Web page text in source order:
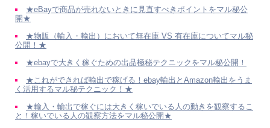
★eBayで商品が売れないときに見直すべきポイントをマル秘公
開★
★物販（輸入・輸出）において無在庫 VS 有在庫についてマル秘
公開！★
★ebayで大きく稼ぐための出品極秘テクニックをマル秘公開！
★これができれば輸出で稼げる！ebay輸出とAmazon輸出をうま
く活用するマル秘テクニック！★
★輸入・輸出で稼ぐには大きく稼いでいる人の動きを観察するこ
と！稼いでいる人の観察方法をマル秘公開★